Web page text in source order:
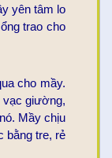
yên tâm lo
trao cho
cho mầy.
vạc giường,
Mầy chịu
bằng tre, rẻ